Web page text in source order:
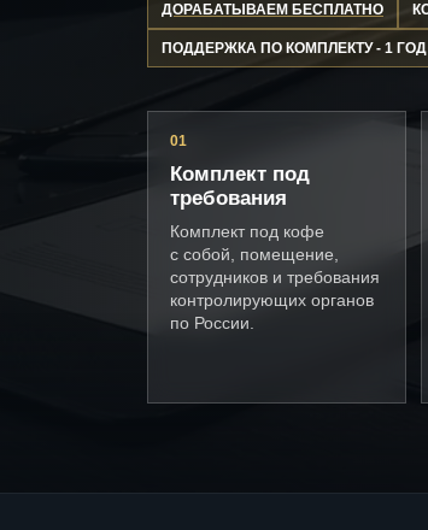
ДОРАБАТЫВАЕМ БЕСПЛАТНО
ПОДДЕРЖКА ПО КОМПЛЕКТУ - 1 ГОД
01
Комплект под
требования
Комплект под кофе
с собой, помещение,
сотрудников и требования
контролирующих органов
по России.